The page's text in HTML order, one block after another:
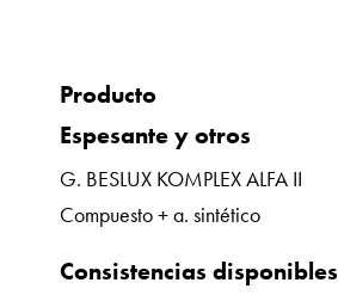
Producto
Espesante y otros
G. BESLUX KOMPLEX ALFA II
Compuesto + a. sintético
Consistencias disponibles